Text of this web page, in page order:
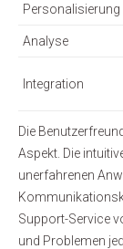
Personalisierung
Analyse
Integration
Die
Aspekt. Die
unerfahrenen
Support-Service
und Problemen